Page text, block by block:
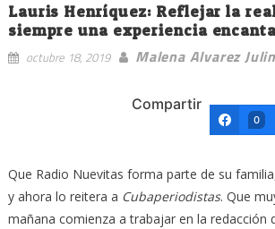
Lauris Henríquez: Reflejar la
siempre una experiencia
octubre 18, 2019 Malena Alvarez Julin
Compartir
0
Que Radio Nuevitas forma parte de su
y ahora lo reitera a Cubaperiodistas. Que
mañana comienza a trabajar en la redacción